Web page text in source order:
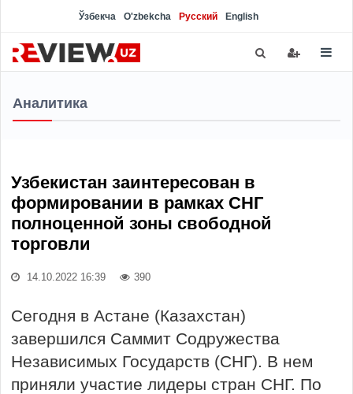
Ўзбекча O'zbekcha Русский English
Аналитика
Узбекистан заинтересован в
формировании в рамках СНГ
полноценной зоны свободной
торговли
14.10.2022 16:39 390
Сегодня в Астане (Казахстан)
завершился Саммит Содружества
Независимых Государств (СНГ). В нем
приняли участие лидеры стран СНГ. По